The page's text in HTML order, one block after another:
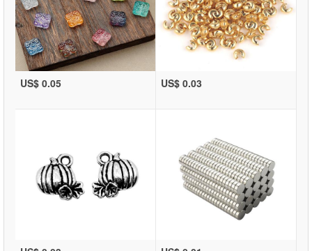
US$ 0.05 US$ 0.03